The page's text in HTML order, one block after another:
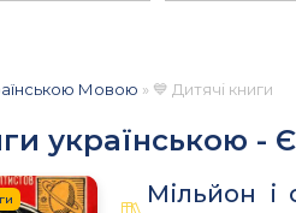
Мовою » 💙 Дитячі книги
українською -
Мільйон і